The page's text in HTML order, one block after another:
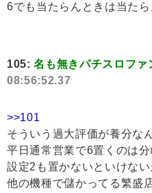
6でも当たらんときは当たら
105:名も無きパチスロファ
08:56:52.37
>>101
そういう過大評価が養分な
平日通常営業で6置くのは
設定2も置かないといけな
他の機種で儲かってる繁盛